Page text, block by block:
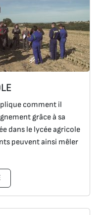
comment il
grâce à sa
dans le lycée agricole
peuvent ainsi mêler